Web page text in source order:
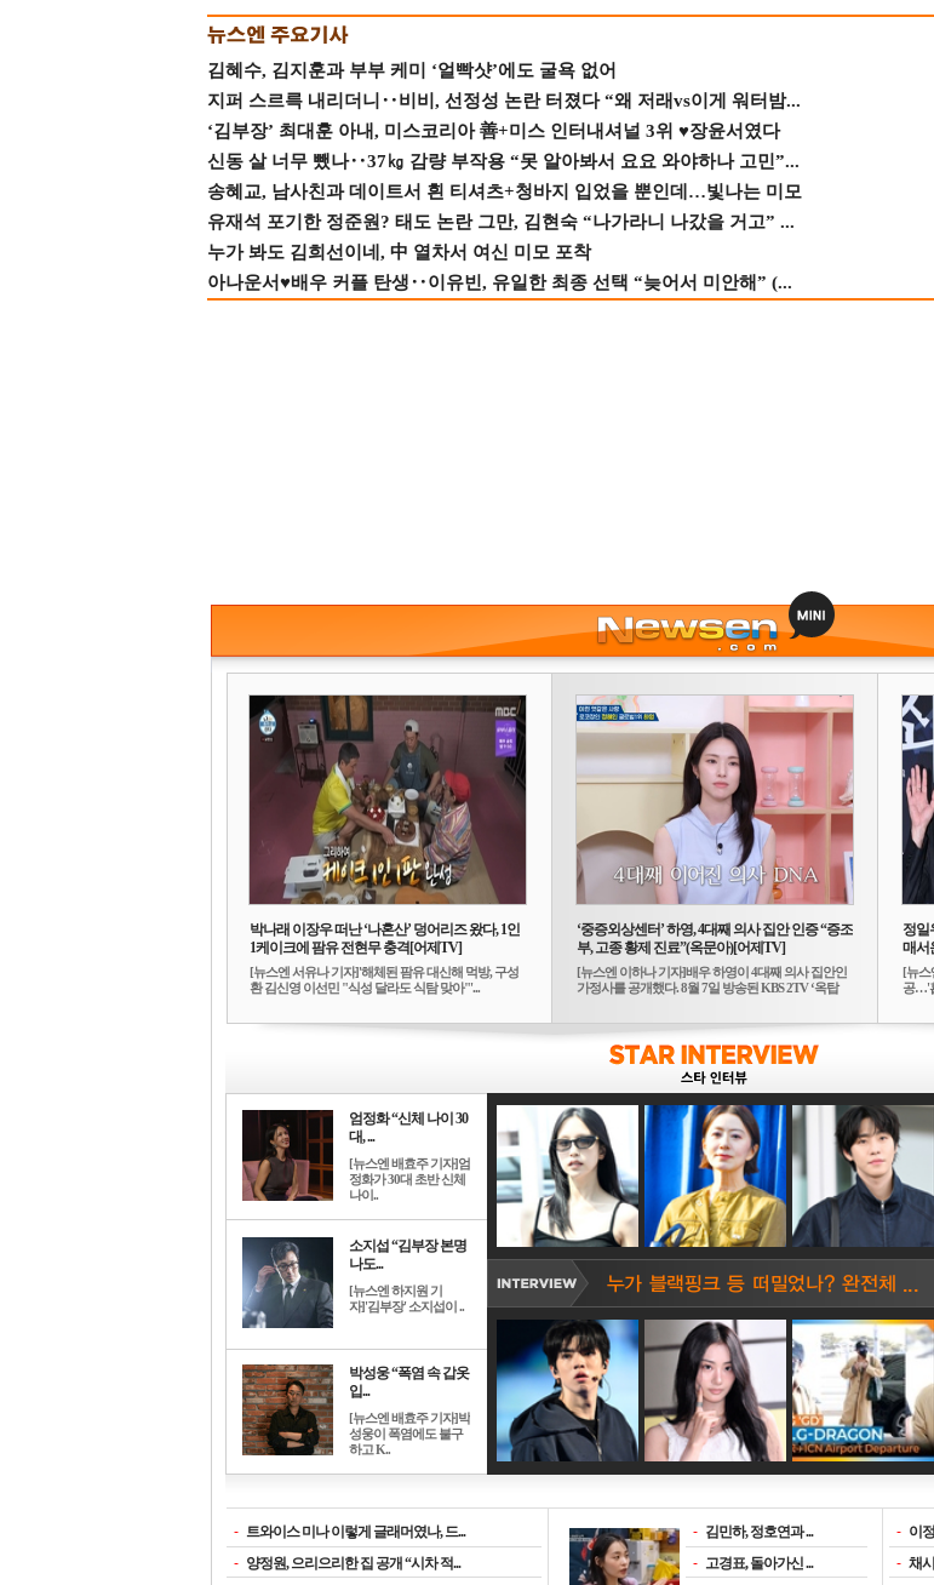
김혜수, 김지훈과 부부 케미 ‘얼빡샷’에도 굴욕 없어
지퍼 스르륵 내리더니‥비비, 선정성 논란 터졌다 “왜 저래vs이게 워터밤...
‘김부장’ 최대훈 아내, 미스코리아 善+미스 인터내셔널 3위 ♥장윤서였다
신동 살 너무 뺐나‥37㎏ 감량 부작용 “못 알아봐서 요요 와야하나 고민”...
송혜교, 남사친과 데이트서 흰 티셔츠+청바지 입었을 뿐인데…빛나는 미모
유재석 포기한 정준원? 태도 논란 그만, 김현숙 “나가라니 나갔을 거고” ...
누가 봐도 김희선이네, 中 열차서 여신 미모 포착
아나운서♥배우 커플 탄생‥이유빈, 유일한 최종 선택 “늦어서 미안해” (...
박나래 이장우 떠난 ‘나혼산’ 덩어리즈 왔다, 1인
1케이크에 팜유 전현무 충격[어제TV]
[뉴스엔 서유나 기자]'해체된 팜유 대신해 먹방, 구성
환 김신영 이선민 "식성 달라도 식탐 맞아"'...
‘중증외상센터’ 하영, 4대째 의사 집안 인증 “증조
부, 고종 황제 진료”(옥문아)[어제TV]
[뉴스엔 이하나 기자]배우 하영이 4대째 의사 집안인
가정사를 공개했다. 8월 7일 방송된 KBS 2TV ‘옥탑
정일
매서
[뉴스
공…'
엄정화 “신체 나이 30
대, ...
[뉴스엔 배효주 기자]엄
정화가 30대 초반 신체
나이..
소지섭 “김부장 본명
나도...
[뉴스엔 하지원 기
자]'김부장' 소지섭이 ..
박성웅 “폭염 속 갑옷
입...
[뉴스엔 배효주 기자]박
성웅이 폭염에도 불구
하고 K..
- 트와이스 미나 이렇게 글래머였나, 드...
- 양정원, 으리으리한 집 공개 “시차 적...
- 김민하, 정호연과 ...
- 고경표, 돌아가신 ...
- 이
- 채